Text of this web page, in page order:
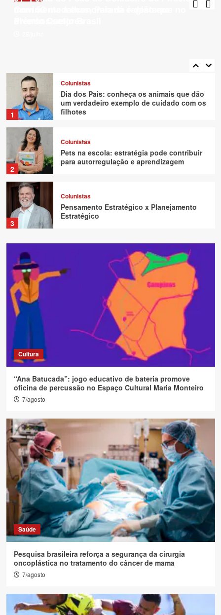
1
Colunistas
Dia dos Pais: conheça os animais que dão
um verdadeiro exemplo de cuidado com os
filhotes
2
Colunistas
Pets na escola: estratégia pode contribuir
para autorregulação e aprendizagem
3
Colunistas
Pensamento Estratégico x Planejamento
Estratégico
4
O que José ensina sobre ser Pai de
Verdade
Direito do Consumidor: O mercado da
autoestima e os limites do Direito na
estética
6
Boas políticas públicas também
aprendemPor Régis Nishimoto*
1
Dia dos Pais: conheça os animais que dão
um verdadeiro exemplo de cuidado com os
filhotes
Colunistas
Pets na escola: estratégia pode contribuir
para autorregulação e aprendizagem
Colunistas
Pensamento Estratégico x Planejamento
Estratégico
Verdade
Cultura
“Ana Batucada”: jogo educativo de bateria promove
oficina de percussão no Espaço Cultural Maria Monteiro
7/agosto
Saúde
Pesquisa brasileira reforça a segurança da cirurgia
oncoplástica no tratamento do câncer de mama
7/agosto